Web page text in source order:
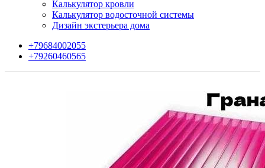
Калькулятор кровли
Калькулятор водосточной системы
Дизайн экстерьера дома
+79684002055
+79260460565